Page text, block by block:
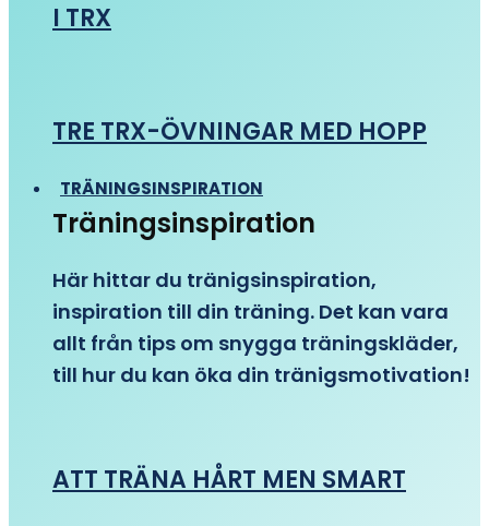
I TRX
TRE TRX-ÖVNINGAR MED HOPP
TRÄNINGSINSPIRATION
Träningsinspiration
Här hittar du tränigsinspiration,
inspiration till din träning. Det kan vara
allt från tips om snygga träningskläder,
till hur du kan öka din tränigsmotivation!
ATT TRÄNA HÅRT MEN SMART